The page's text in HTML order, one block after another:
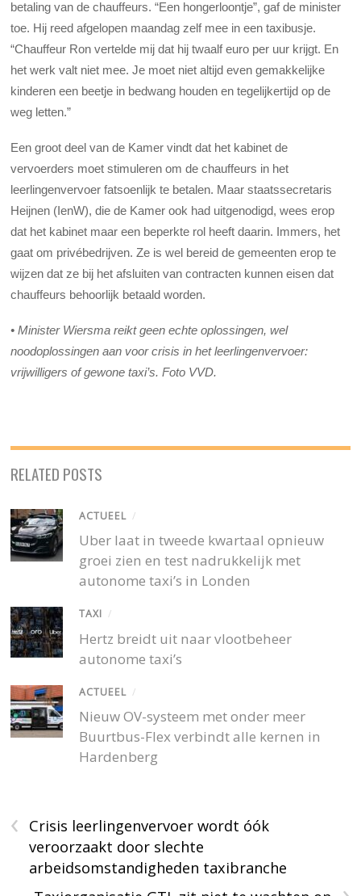
betaling van de chauffeurs. “Een hongerloontje”, gaf de minister
toe. Hij reed afgelopen maandag zelf mee in een taxibusje.
“Chauffeur Ron vertelde mij dat hij twaalf euro per uur krijgt. En
het werk valt niet mee. Je moet niet altijd even gemakkelijke
kinderen een beetje in bedwang houden en tegelijkertijd op de
weg letten.”
Een groot deel van de Kamer vindt dat het kabinet de
vervoerders moet stimuleren om de chauffeurs in het
leerlingenvervoer fatsoenlijk te betalen. Maar staatssecretaris
Heijnen (IenW), die de Kamer ook had uitgenodigd, wees erop
dat het kabinet maar een beperkte rol heeft daarin. Immers, het
gaat om privébedrijven. Ze is wel bereid de gemeenten erop te
wijzen dat ze bij het afsluiten van contracten kunnen eisen dat
chauffeurs behoorlijk betaald worden.
•Minister Wiersma reikt geen echte oplossingen, wel
noodoplossingen aan voor crisis in het leerlingenvervoer:
vrijwilligers of gewone taxi’s. Foto VVD.
RELATED POSTS
ACTUEEL /
Uber laat in tweede kwartaal opnieuw
groei zien en test nadrukkelijk met
autonome taxi’s in Londen
TAXI /
Hertz breidt uit naar vlootbeheer
autonome taxi’s
ACTUEEL /
Nieuw OV-systeem met onder meer
Buurtbus-Flex verbindt alle kernen in
Hardenberg
‹
Crisis leerlingenvervoer wordt óók
veroorzaakt door slechte
arbeidsomstandigheden taxibranche